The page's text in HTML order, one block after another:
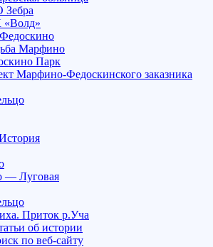
Марфино
Парк
Марфино-Федоскинского заказника
— Луговая
Приток р.Уча
об истории
по веб-сайту